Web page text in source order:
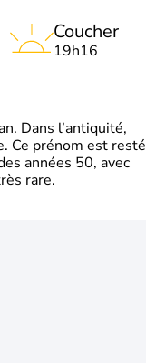
Coucher
19h16
Dans l’antiquité,
Ce prénom est resté
années 50, avec
rare.